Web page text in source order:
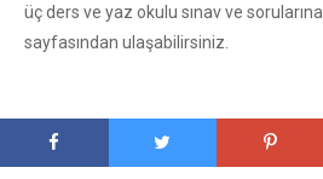
üç ders ve yaz okulu sınav ve sorularına
sayfasından ulaşabilirsiniz.